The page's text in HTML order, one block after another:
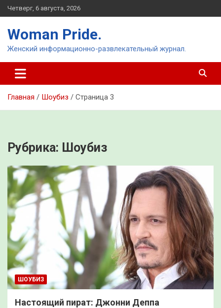
Перейти
к
Четверг, 6 августа, 2026
Woman Pride.
Женский информационно-развлекательный журнал.
Главная Шоубиз Страница 3
Рубрика: Шоубиз
ШОУБИЗ
Настоящий пират: Джонни Деппа